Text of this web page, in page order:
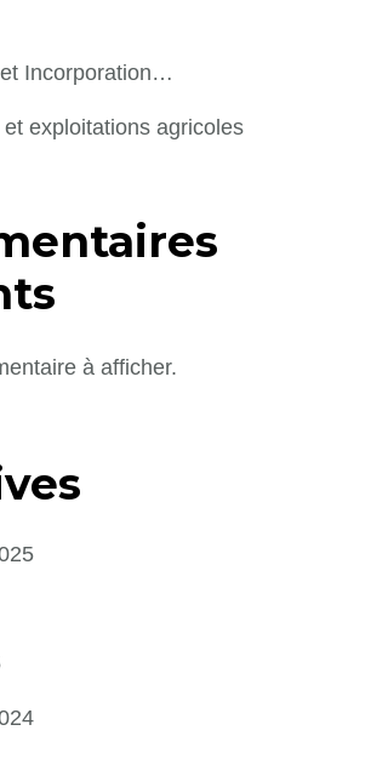
Incorporation…
exploitations agricoles
à afficher.